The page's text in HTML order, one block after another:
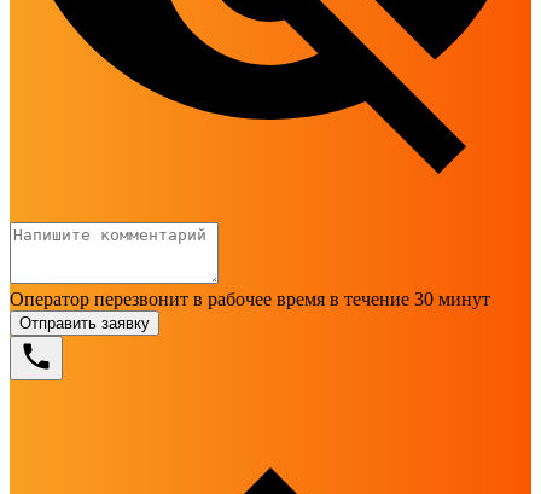
Оператор перезвонит в рабочее время в течение 30 минут
Отправить заявку